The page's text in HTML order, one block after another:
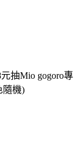
抽Mio gogoro專
隨機)